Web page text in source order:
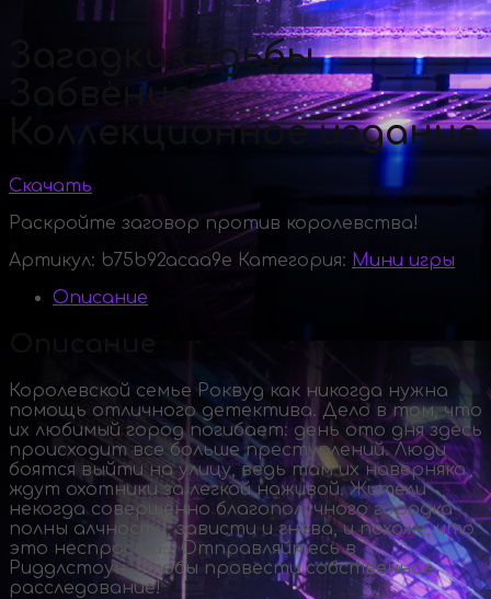
Загадки судьбы.
Забвение.
Коллекционное издание
Скачать
Раскройте заговор против королевства!
Артикул: b75b92acaa9e Категория: Мини игры
Описание
Королевской семье Роквуд как никогда нужна
помощь отличного детектива. Дело в том, что
их любимый город погибает: день ото дня здесь
происходит все больше преступлений. Люди
боятся выйти на улицу, ведь там их наверняка
ждут охотники за легкой наживой. Жители
некогда совершенно благополучного городка
полны алчности, зависти и гнева, и похоже, что
это неспроста… Отправляйтесь в
Риддлстоун, чтобы провести собственное
расследование!